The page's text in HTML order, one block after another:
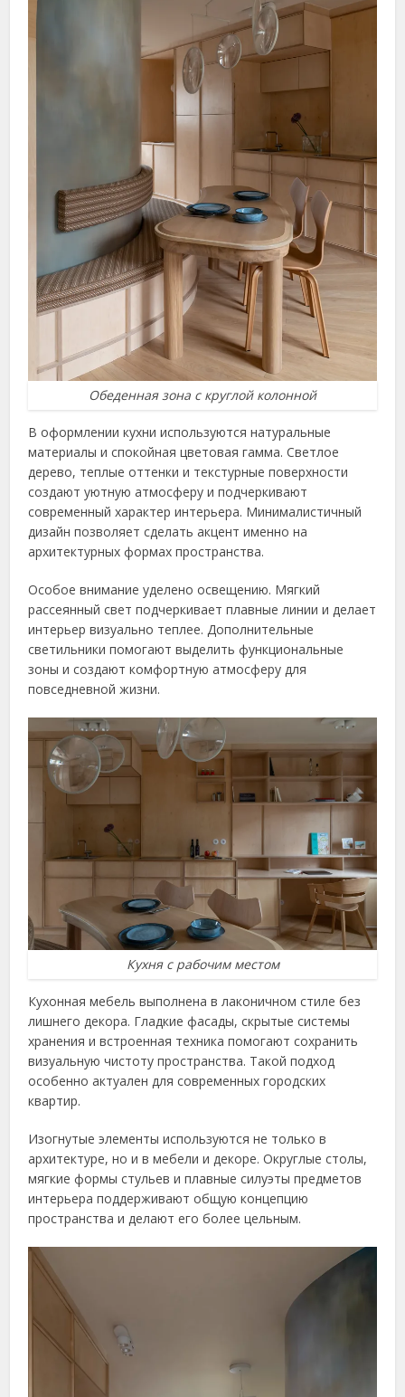
Обеденная зона с круглой колонной
В оформлении кухни используются натуральные
материалы и спокойная цветовая гамма. Светлое
дерево, теплые оттенки и текстурные поверхности
создают уютную атмосферу и подчеркивают
современный характер интерьера. Минималистичный
дизайн позволяет сделать акцент именно на
архитектурных формах пространства.
Особое внимание уделено освещению. Мягкий
рассеянный свет подчеркивает плавные линии и делает
интерьер визуально теплее. Дополнительные
светильники помогают выделить функциональные
зоны и создают комфортную атмосферу для
повседневной жизни.
Кухня с рабочим местом
Кухонная мебель выполнена в лаконичном стиле без
лишнего декора. Гладкие фасады, скрытые системы
хранения и встроенная техника помогают сохранить
визуальную чистоту пространства. Такой подход
особенно актуален для современных городских
квартир.
Изогнутые элементы используются не только в
архитектуре, но и в мебели и декоре. Округлые столы,
мягкие формы стульев и плавные силуэты предметов
интерьера поддерживают общую концепцию
пространства и делают его более цельным.